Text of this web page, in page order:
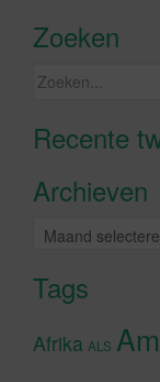
Zoeken
Zoeken
Recente
Archieven
Archieven
Tags
Afrika ALS